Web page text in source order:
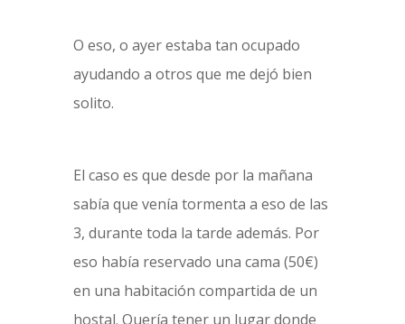
O eso, o ayer estaba tan ocupado
ayudando a otros que me dejó bien
solito.
El caso es que desde por la mañana
sabía que venía tormenta a eso de las
3, durante toda la tarde además. Por
eso había reservado una cama (50€)
en una habitación compartida de un
hostal. Quería tener un lugar donde